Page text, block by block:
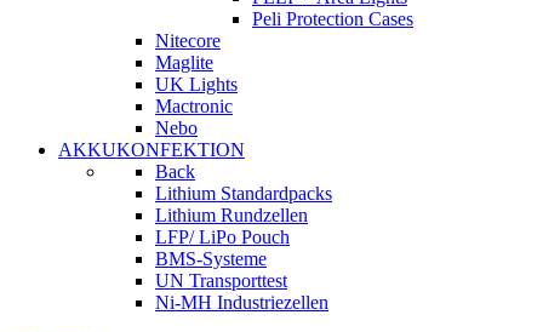
Peli Protection Cases
Nitecore
Maglite
UK Lights
Mactronic
Nebo
AKKUKONFEKTION
Back
Lithium Standardpacks
Lithium Rundzellen
LFP/ LiPo Pouch
BMS-Systeme
UN Transporttest
Ni-MH Industriezellen